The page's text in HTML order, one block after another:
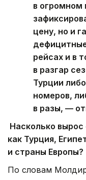
в огромном
цену, но и
рейсах и в
в разгар
Турции
номеров,
в разы, —
Насколько вырос
как Турция,
и страны Европы?
По словам